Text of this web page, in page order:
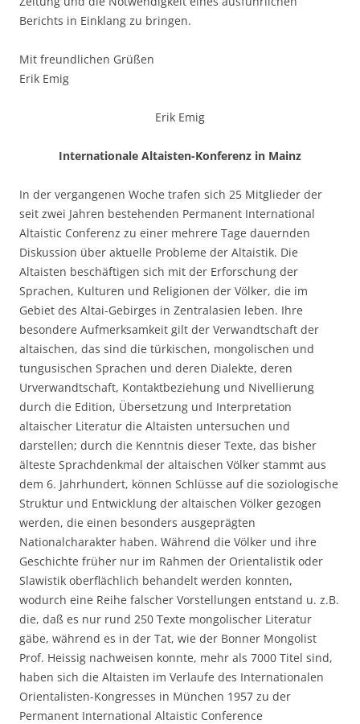
Berichts in Einklang zu bringen.
Mit freundlichen Grüßen
Erik Emig
Erik Emig
Internationale Altaisten-Konferenz in Mainz
In der vergangenen Woche trafen sich 25 Mitglieder der
seit zwei Jahren bestehenden Permanent International
Altaistic Conferenz zu einer mehrere Tage dauernden
Diskussion über aktuelle Probleme der Altaistik. Die
Altaisten beschäftigen sich mit der Erforschung der
Sprachen, Kulturen und Religionen der Völker, die im
Gebiet des Altai-Gebirges in Zentralasien leben. Ihre
besondere Aufmerksamkeit gilt der Verwandtschaft der
altaischen, das sind die türkischen, mongolischen und
tungusischen Sprachen und deren Dialekte, deren
Urverwandtschaft, Kontaktbeziehung und Nivellierung
durch die Edition, Übersetzung und Interpretation
altaischer Literatur die Altaisten untersuchen und
darstellen; durch die Kenntnis dieser Texte, das bisher
älteste Sprachdenkmal der altaischen Völker stammt aus
dem 6. Jahrhundert, können Schlüsse auf die soziologische
Struktur und Entwicklung der altaischen Völker gezogen
werden, die einen besonders ausgeprägten
Nationalcharakter haben. Während die Völker und ihre
Geschichte früher nur im Rahmen der Orientalistik oder
Slawistik oberflächlich behandelt werden konnten,
wodurch eine Reihe falscher Vorstellungen entstand u. z.B.
die, daß es nur rund 250 Texte mongolischer Literatur
gäbe, während es in der Tat, wie der Bonner Mongolist
Prof. Heissig nachweisen konnte, mehr als 7000 Titel sind,
haben sich die Altaisten im Verlaufe des Internationalen
Orientalisten-Kongresses in München 1957 zu der
Permanent International Altaistic Conference